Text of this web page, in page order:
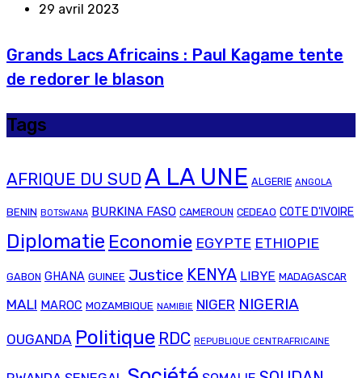
29 avril 2023
Grands Lacs Africains : Paul Kagame tente
de redorer le blason
Tags
AFRIQUE DU SUD A LA UNE ALGERIE ANGOLA
BENIN BOTSWANA BURKINA FASO CAMEROUN CEDEAO COTE D'IVOIRE
Diplomatie Economie EGYPTE ETHIOPIE
GABON GHANA GUINEE Justice KENYA LIBYE MADAGASCAR
MALI MAROC MOZAMBIQUE NAMIBIE NIGER NIGERIA
OUGANDA Politique RDC REPUBLIQUE CENTRAFRICAINE